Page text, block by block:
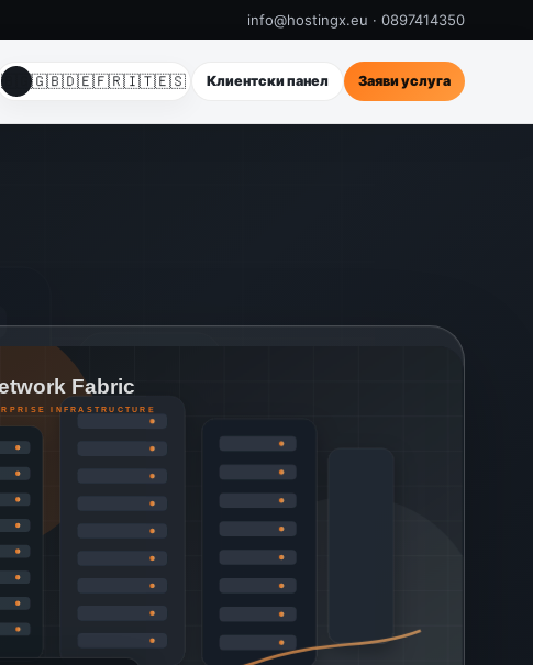
info@hostingx.eu · 0897414350
🇧🇬🇬🇧🇩🇪🇫🇷🇮🇹🇪🇸 Клиентски панел Заяви услуга